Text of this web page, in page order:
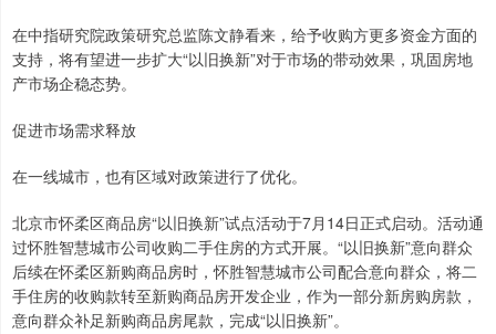
在中指研究院政策研究总监陈文静看来，给予收购方更多资金方面的
支持，将有望进一步扩大“以旧换新”对于市场的带动效果，巩固房地
产市场企稳态势。
促进市场需求释放
在一线城市，也有区域对政策进行了优化。
北京市怀柔区商品房“以旧换新”试点活动于7月14日正式启动。活动通
过怀胜智慧城市公司收购二手住房的方式开展。“以旧换新”意向群众
后续在怀柔区新购商品房时，怀胜智慧城市公司配合意向群众，将二
手住房的收购款转至新购商品房开发企业，作为一部分新房购房款，
意向群众补足新购商品房尾款，完成“以旧换新”。